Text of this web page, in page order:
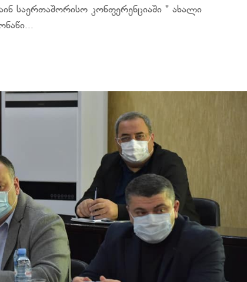
საერთაშორისო კონფერენციაში " ახალი